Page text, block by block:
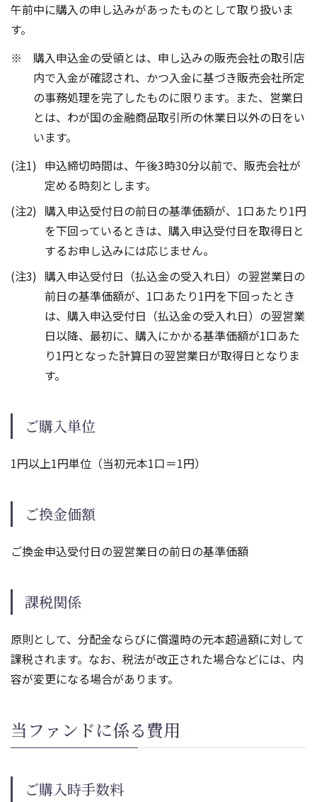
午前中に購入の申し込みがあったものとして取り扱いま
す。
購入申込金の受領とは、申し込みの販売会社の取引店
内で入金が確認され、かつ入金に基づき販売会社所定
の事務処理を完了したものに限ります。また、営業日
とは、わが国の金融商品取引所の休業日以外の日をい
います。
申込締切時間は、午後3時30分以前で、販売会社が
定める時刻とします。
購入申込受付日の前日の基準価額が、1口あたり1円
を下回っているときは、購入申込受付日を取得日と
するお申し込みには応じません。
購入申込受付日（払込金の受入れ日）の翌営業日の
前日の基準価額が、1口あたり1円を下回ったとき
は、購入申込受付日（払込金の受入れ日）の翌営業
日以降、最初に、購入にかかる基準価額が1口あた
り1円となった計算日の翌営業日が取得日となりま
す。
ご購入単位
1円以上1円単位（当初元本1口＝1円）
ご換金価額
ご換金申込受付日の翌営業日の前日の基準価額
課税関係
原則として、分配金ならびに償還時の元本超過額に対して
課税されます。なお、税法が改正された場合などには、内
容が変更になる場合があります。
当ファンドに係る費用
ご購入時手数料